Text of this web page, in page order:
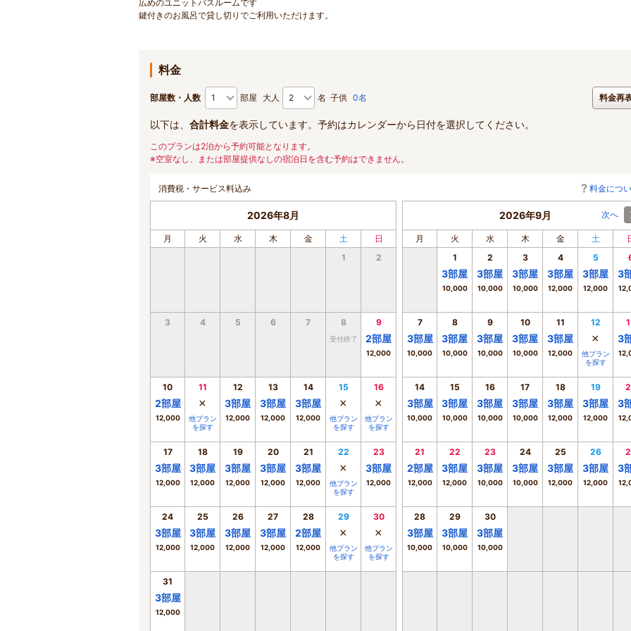
広めのユニットバスルームです
鍵付きのお風呂で貸し切りでご利用いただけます。
料金
部屋数・人数 部屋 大人 名 子供 0名 料金再
以下は、 合計料金を表示しています。予約はカレンダーから日付を選択してください。
このプランは2泊から予約可能となります。
※空室なし、または部屋提供なしの宿泊日を含む予約はできません。
消費税・サービス料込み 料金につ
2026年8月
月 火 水 木 金 土
日
1
2
3 4 5 6 7 8
受付終了
9
2部屋
12,000
10
2部屋
12,000
11
×
他プラン
を探す
12
3部屋
12,000
13
3部屋
12,000
14
3部屋
12,000
15
×
他プラン
を探す
16
×
他プラン
を探す
17
3部屋
12,000
18
3部屋
12,000
19
3部屋
12,000
20
3部屋
12,000
21
3部屋
12,000
22
×
他プラン
を探す
23
3部屋
12,000
24
3部屋
12,000
25
3部屋
12,000
26
3部屋
12,000
27
3部屋
12,000
28
2部屋
12,000
29
×
他プラン
を探す
30
×
他プラン
を探す
31
3部屋
12,000
2026年9月 次へ
月 火 水 木 金 土
1
3部屋
10,000
2
3部屋
10,000
3
3部屋
10,000
4
3部屋
12,000
5
3部屋
12,000
3
7
3部屋
10,000
8
3部屋
10,000
9
3部屋
10,000
10
3部屋
10,000
11
3部屋
12,000
12
×
他プラン
を探す
3
14
3部屋
10,000
15
3部屋
10,000
16
3部屋
10,000
17
3部屋
10,000
18
3部屋
12,000
19
3部屋
12,000
3
21
2部屋
12,000
22
3部屋
12,000
23
3部屋
10,000
24
3部屋
10,000
25
3部屋
12,000
26
3部屋
12,000
3
28
3部屋
10,000
29
3部屋
10,000
30
3部屋
10,000